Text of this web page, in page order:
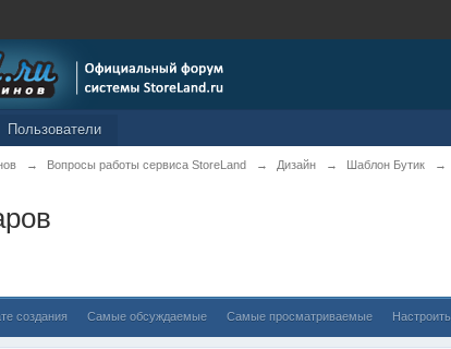
Пользователи
→ Вопросы работы сервиса StoreLand → Дизайн → Шаблон Бутик →
создания Самые обсуждаемые Самые просматриваемые Настроить